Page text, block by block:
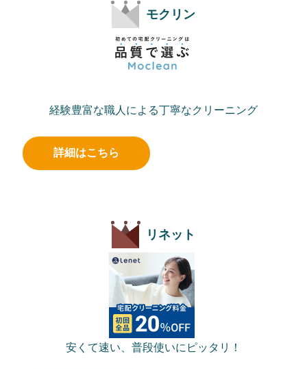
モクリン
経験豊富な職人による丁寧なクリーニング
詳細はこちら
リネット
安くて速い、普段使いにピッタリ！